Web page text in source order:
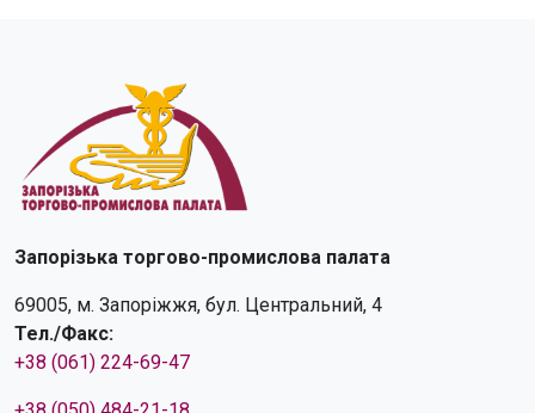
Запорізька торгово-промислова палата
69005, м. Запоріжжя, бул. Центральний, 4
Тел./Факс:
+38 (061) 224-69-47